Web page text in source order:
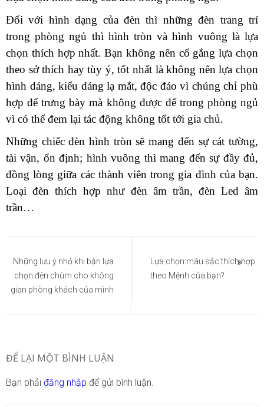
Đối với hình dạng của đèn thì những đèn trang trí
trong phòng ngủ thì hình tròn và hình vuông là lựa
chọn thích hợp nhất. Bạn không nên cố gắng lựa chọn
theo sở thích hay tùy ý, tốt nhất là không nên lựa chọn
hình dáng, kiểu dáng lạ mắt, độc đáo vì chúng chỉ phù
hợp để trưng bày mà không được để trong phòng ngủ
vì có thể đem lại tác động không tốt tới gia chủ.
Những chiếc đèn hình tròn sẽ mang đến sự cát tường,
tài vận, ổn định; hình vuông thì mang đến sự đầy đủ,
đồng lòng giữa các thành viên trong gia đình của bạn.
Loại đèn thích hợp như đèn âm trần, đèn Led âm
trần…
hướng
bài
Những lưu ý nhỏ khi bận lựa
chọn đèn chùm cho không
gian phòng khách của mình
Lựa chọn màu sắc thích hợp
theo Mệnh của bạn?
ĐỂ LẠI MỘT BÌNH LUẬN
Bạn phải đăng nhập để gửi bình luận.